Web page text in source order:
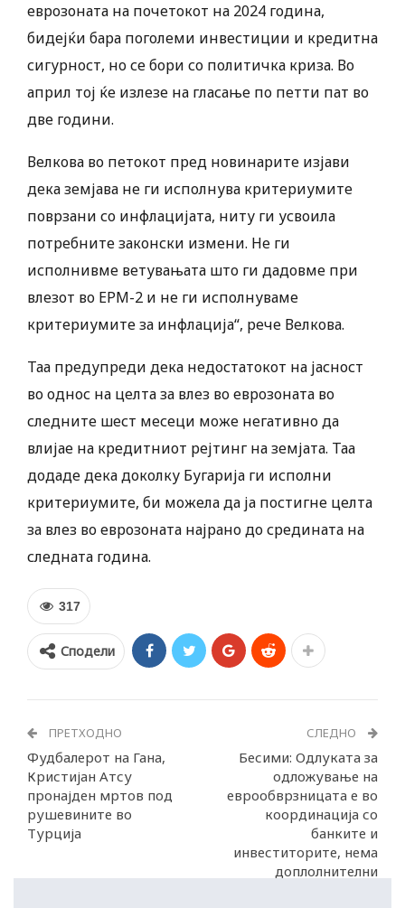
еврозоната на почетокот на 2024 година,
бидејќи бара поголеми инвестиции и кредитна
сигурност, но се бори со политичка криза. Во
април тој ќе излезе на гласање по петти пат во
две години.
Велкова во петокот пред новинарите изјави
дека земјава не ги исполнува критериумите
поврзани со инфлацијата, ниту ги усвоила
потребните законски измени. Не ги
исполнивме ветувањата што ги дадовме при
влезот во ЕРМ-2 и не ги исполнуваме
критериумите за инфлација“, рече Велкова.
Таа предупреди дека недостатокот на јасност
во однос на целта за влез во еврозоната во
следните шест месеци може негативно да
влијае на кредитниот рејтинг на земјата. Таа
додаде дека доколку Бугарија ги исполни
критериумите, би можела да ја постигне целта
за влез во еврозоната најрано до средината на
следната година.
317
Сподели
ПРЕТХОДНО
Фудбалерот на Гана,
Кристијан Атсу
пронајден мртов под
рушевините во
Турција
СЛЕДНО
Бесими: Одлуката за
одложување на
еврообврзницата е во
координација со
банките и
инвеститорите, нема
доплолнителни